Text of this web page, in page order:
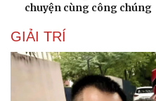
chuyện cùng công chúng
GIẢI TRÍ